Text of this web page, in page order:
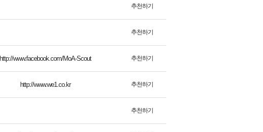
추천하기
추천하기
http://www.facebook.com/MoA-Scout 추천하기
http://www.we1.co.kr 추천하기
추천하기